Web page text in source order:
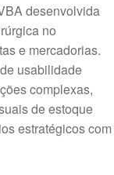
desenvolvida
no
e mercadorias.
usabilidade
complexas,
de estoque
estratégicos com